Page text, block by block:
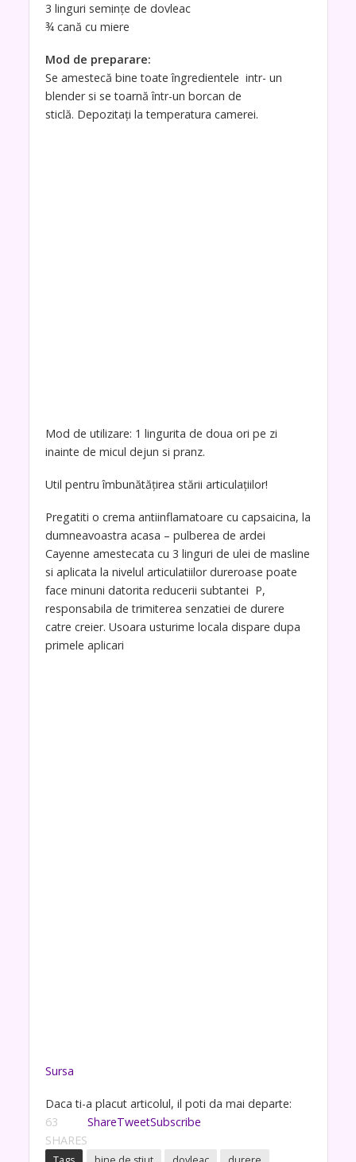
3 linguri semințe de dovleac
¾ cană cu miere
Mod de preparare:
Se amestecă bine toate îngredientele intr- un
blender si se toarnă într-un borcan de
sticlă. Depozitați la temperatura camerei.
Mod de utilizare: 1 lingurita de doua ori pe zi
inainte de micul dejun si pranz.
Util pentru îmbunătățirea stării articulațiilor!
Pregatiti o crema antiinflamatoare cu capsaicina, la
dumneavoastra acasa – pulberea de ardei
Cayenne amestecata cu 3 linguri de ulei de masline
si aplicata la nivelul articulatiilor dureroase poate
face minuni datorita reducerii subtantei P,
responsabila de trimiterea senzatiei de durere
catre creier. Usoara usturime locala dispare dupa
primele aplicari
Sursa
Daca ti-a placut articolul, il poti da mai departe:
63
SHARES
ShareTweetSubscribe